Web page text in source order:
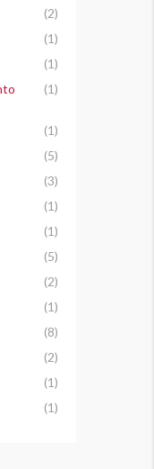
(2)
(1)
(1)
(1)
(1)
(5)
(3)
(1)
(1)
(5)
(2)
(1)
(8)
(2)
(1)
(1)